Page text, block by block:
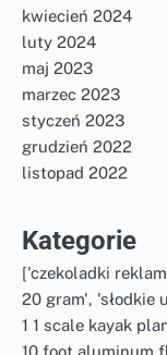
kwiecień 2024
luty 2024
maj 2023
marzec 2023
styczeń 2023
grudzień 2022
listopad 2022
Kategorie
['czekoladki
20 gram', 'słodkie
1 1 scale kayak
10 foot aluminum